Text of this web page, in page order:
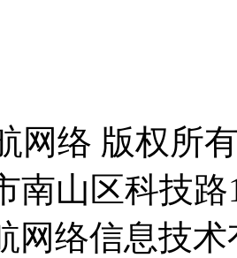
一航网络 版
市南山区科技
网络信息技